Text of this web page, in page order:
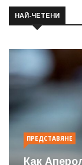
НАЙ-ЧЕТЕНИ
ПРЕДСТАВЯНЕ
Как